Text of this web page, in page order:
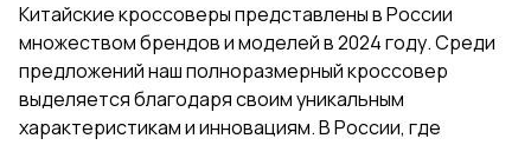
Китайские кроссоверы представлены в России
множеством брендов и моделей в 2024 году. Среди
предложений наш полноразмерный кроссовер
выделяется благодаря своим уникальным
характеристикам и инновациям. В России, где